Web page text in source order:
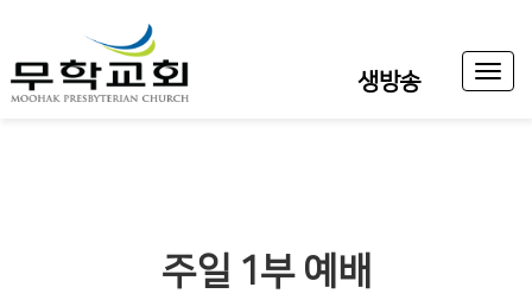
생방송
Toggle
주일 1부 예배